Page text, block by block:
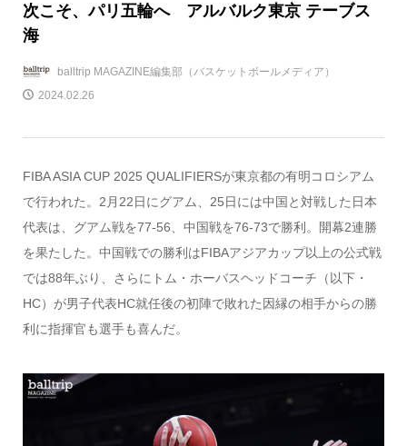
次こそ、パリ五輪へ アルバルク東京 テーブス
海
balltrip MAGAZINE編集部（バスケットボールメディア）
2024.02.26
FIBA ASIA CUP 2025 QUALIFIERSが東京都の有明コロシアム
で行われた。2月22日にグアム、25日には中国と対戦した日本
代表は、グアム戦を77-56、中国戦を76-73で勝利。開幕2連勝
を果たした。中国戦での勝利はFIBAアジアカップ以上の公式戦
では88年ぶり、さらにトム・ホーバスヘッドコーチ（以下・
HC）が男子代表HC就任後の初陣で敗れた因縁の相手からの勝
利に指揮官も選手も喜んだ。